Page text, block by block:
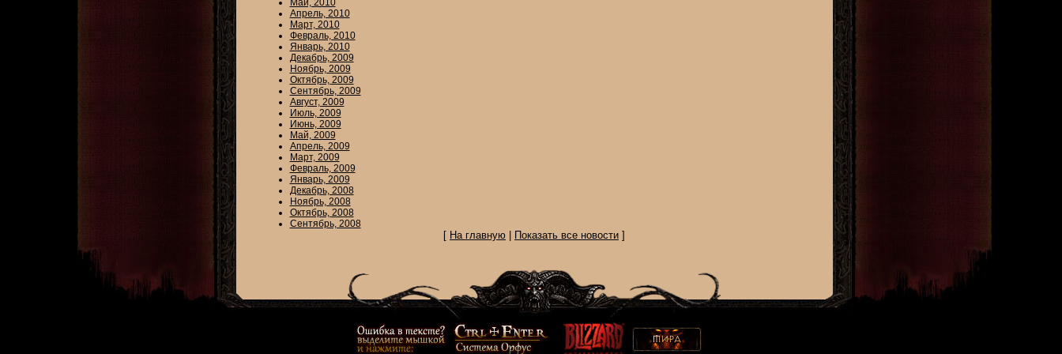
Май, 2010
Апрель, 2010
Март, 2010
Февраль, 2010
Январь, 2010
Декабрь, 2009
Ноябрь, 2009
Октябрь, 2009
Сентябрь, 2009
Август, 2009
Июль, 2009
Июнь, 2009
Май, 2009
Апрель, 2009
Март, 2009
Февраль, 2009
Январь, 2009
Декабрь, 2008
Ноябрь, 2008
Октябрь, 2008
Сентябрь, 2008
[ На главную Показать все новости ]